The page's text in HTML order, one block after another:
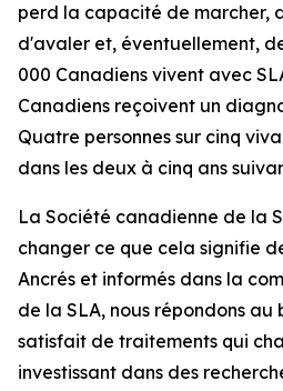
perd la capacité de marcher,
d'avaler et, éventuellement,
000 Canadiens vivent avec
Canadiens reçoivent un
Quatre personnes sur cinq
dans les deux à cinq ans
La Société canadienne de la
changer ce que cela signifie
Ancrés et informés dans la
de la SLA, nous répondons au
satisfait de traitements qui
investissant dans des